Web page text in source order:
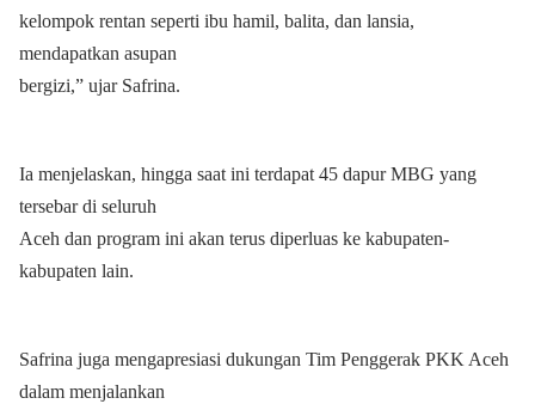
kelompok rentan seperti ibu hamil, balita, dan lansia,
mendapatkan asupan
bergizi,” ujar Safrina.
Ia menjelaskan, hingga saat ini terdapat 45 dapur MBG yang
tersebar di seluruh
Aceh dan program ini akan terus diperluas ke kabupaten-
kabupaten lain.
Safrina juga mengapresiasi dukungan Tim Penggerak PKK Aceh
dalam menjalankan